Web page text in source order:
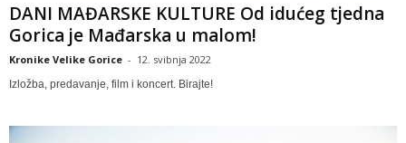
DANI MAĐARSKE KULTURE Od idućeg tjedna
Gorica je Mađarska u malom!
Kronike Velike Gorice - 12. svibnja 2022
Izložba, predavanje, film i koncert. Birajte!